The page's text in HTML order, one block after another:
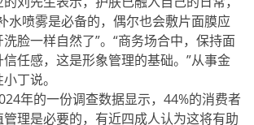
水喷雾是必备的，偶尔也会敷片面膜应
脸一样自然了”。“商务场合中，保持面
任感，这是形象管理的基础。”从事金
丁说。
年的一份调查数据显示，44%的消费者
理是必要的，有近四成人认为这将有助